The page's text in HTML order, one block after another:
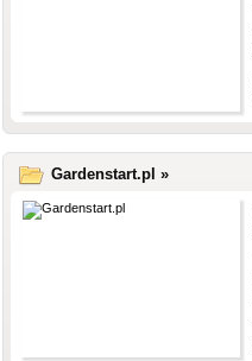
Gardenstart.pl »